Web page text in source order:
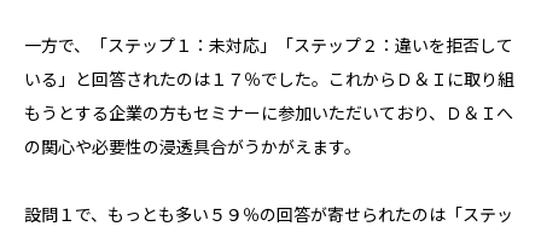
一方で、「ステップ１：未対応」「ステップ２：違いを拒否して
いる」と回答されたのは１７％でした。これからＤ＆Ｉに取り組
もうとする企業の方もセミナーに参加いただいており、Ｄ＆Ｉへ
の関心や必要性の浸透具合がうかがえます。
設問１で、もっとも多い５９％の回答が寄せられたのは「ステッ